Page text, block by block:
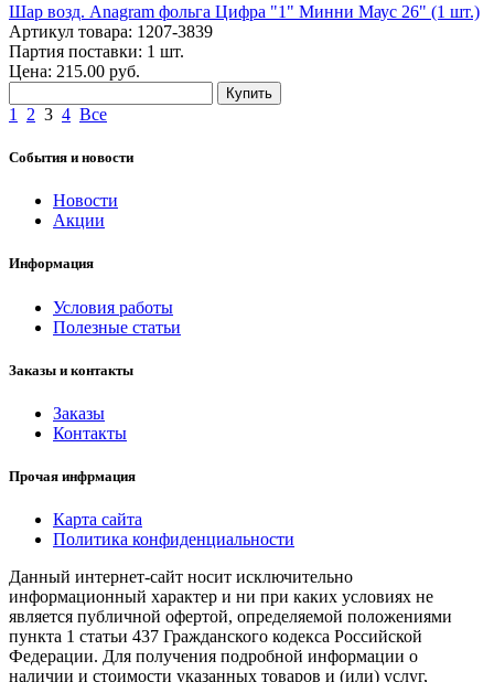
Шар возд. Anagram фольга Цифра "1" Минни Маус 26" (1 шт.)
Артикул товара: 1207-3839
Партия поставки: 1 шт.
Цена: 215.00 руб.
Купить
1 2 3 4 Все
События и новости
Новости
Акции
Информация
Условия работы
Полезные статьи
Заказы и контакты
Заказы
Контакты
Прочая инфрмация
Карта сайта
Политика конфиденциальности
Данный интернет-сайт носит исключительно
информационный характер и ни при каких условиях не
является публичной офертой, определяемой положениями
пункта 1 статьи 437 Гражданского кодекса Российской
Федерации. Для получения подробной информации о
наличии и стоимости указанных товаров и (или) услуг,